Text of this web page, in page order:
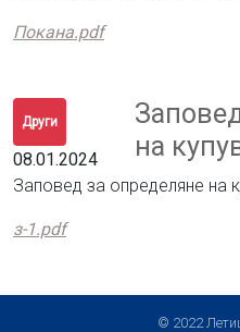
Покана.pdf
Други
08.01.2024
на
Заповед за определяне на
з-1.pdf
© 2022